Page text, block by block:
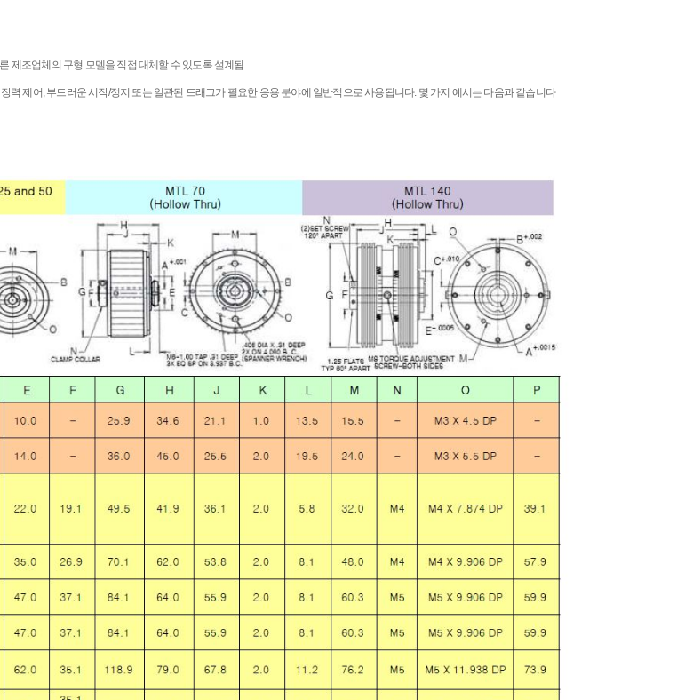
제조업체의 구형 모델을 직접 대체할 수 있도록 설계됨
력 제어, 부드러운 시작/정지 또는 일관된 드래그가 필요한 응용 분야에 일반적으로 사용됩니다. 몇 가지 예시는 다음과 같습니다